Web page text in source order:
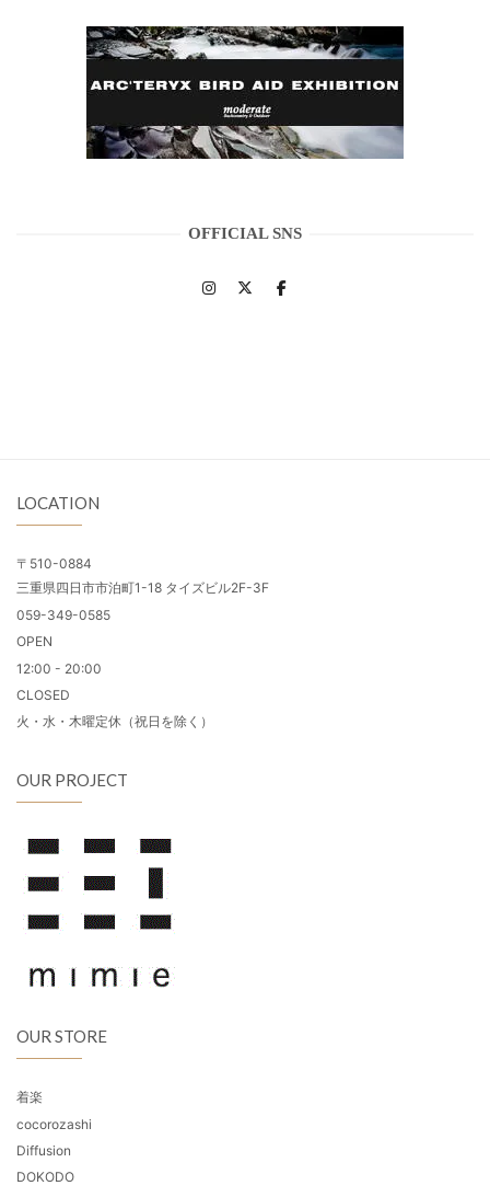
OFFICIAL SNS
LOCATION
〒510-0884
三重県四日市市泊町1-18 タイズビル2F-3F
059-349-0585
OPEN
12:00 - 20:00
CLOSED
火・水・木曜定休（祝日を除く）
OUR PROJECT
OUR STORE
着楽
cocorozashi
Diffusion
DOKODO